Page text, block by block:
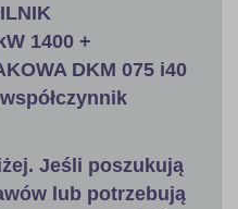
1400 +
DKM 075 i40
Jeśli poszukują
lub potrzebują